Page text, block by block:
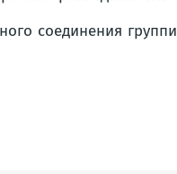
соединения